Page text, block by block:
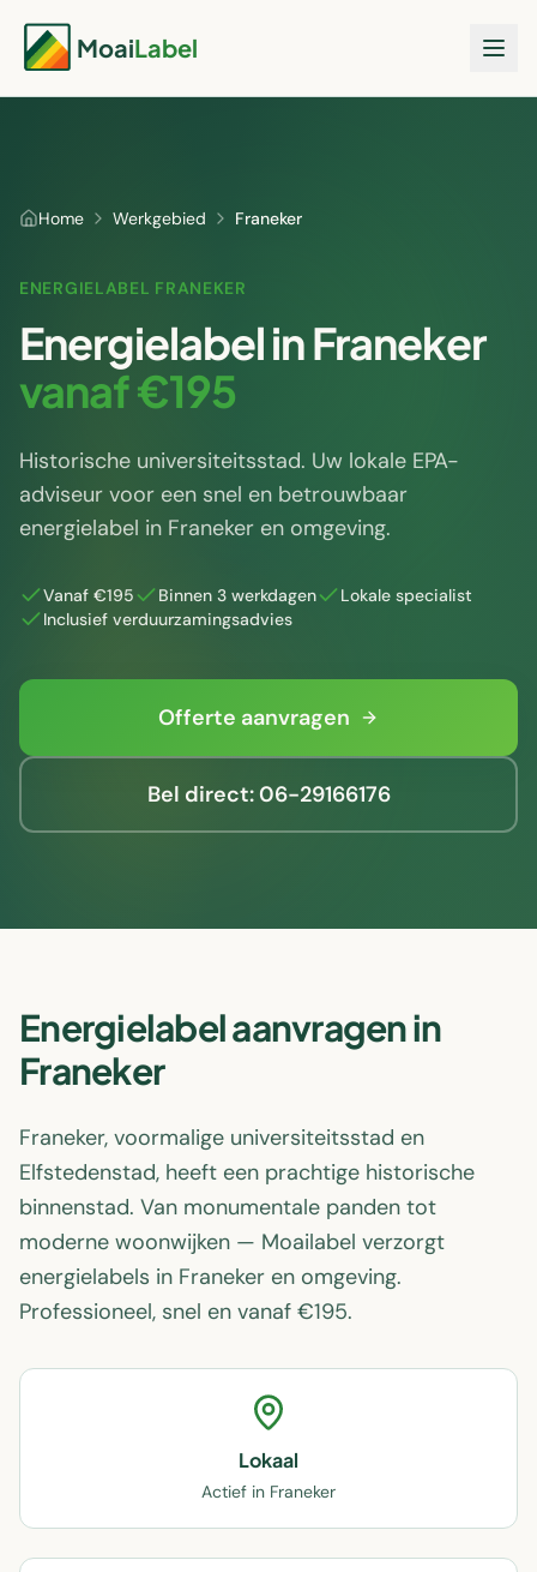
MoaiLabel
Home Werkgebied Franeker
ENERGIELABEL FRANEKER
Energielabel inFraneker
vanaf €195
Historische universiteitsstad. Uw lokale EPA-
adviseur voor een snel en betrouwbaar
energielabel in Franeker en omgeving.
Vanaf €195 Binnen 3 werkdagen
Lokale specialist
Inclusief verduurzamingsadvies
Offerte aanvragen
Bel direct: 06-29166176
Energielabel aanvragen in
Franeker
Franeker, voormalige universiteitsstad en
Elfstedenstad, heeft een prachtige historische
binnenstad. Van monumentale panden tot
moderne woonwijken — Moailabel verzorgt
energielabels in Franeker en omgeving.
Professioneel, snel en vanaf €195.
Lokaal
Actief in Franeker